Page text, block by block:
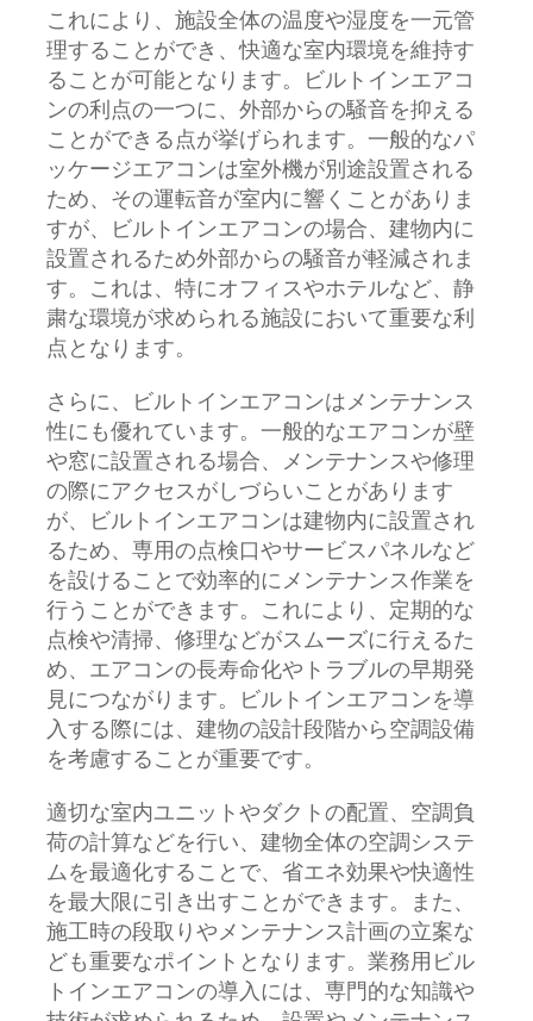
これにより、施設全体の温度や湿度を一元管
理することができ、快適な室内環境を維持す
ることが可能となります。ビルトインエアコ
ンの利点の一つに、外部からの騒音を抑える
ことができる点が挙げられます。一般的なパ
ッケージエアコンは室外機が別途設置される
ため、その運転音が室内に響くことがありま
すが、ビルトインエアコンの場合、建物内に
設置されるため外部からの騒音が軽減されま
す。これは、特にオフィスやホテルなど、静
粛な環境が求められる施設において重要な利
点となります。
さらに、ビルトインエアコンはメンテナンス
性にも優れています。一般的なエアコンが壁
や窓に設置される場合、メンテナンスや修理
の際にアクセスがしづらいことがあります
が、ビルトインエアコンは建物内に設置され
るため、専用の点検口やサービスパネルなど
を設けることで効率的にメンテナンス作業を
行うことができます。これにより、定期的な
点検や清掃、修理などがスムーズに行えるた
め、エアコンの長寿命化やトラブルの早期発
見につながります。ビルトインエアコンを導
入する際には、建物の設計段階から空調設備
を考慮することが重要です。
適切な室内ユニットやダクトの配置、空調負
荷の計算などを行い、建物全体の空調システ
ムを最適化することで、省エネ効果や快適性
を最大限に引き出すことができます。また、
施工時の段取りやメンテナンス計画の立案な
ども重要なポイントとなります。業務用ビル
トインエアコンの導入には、専門的な知識や